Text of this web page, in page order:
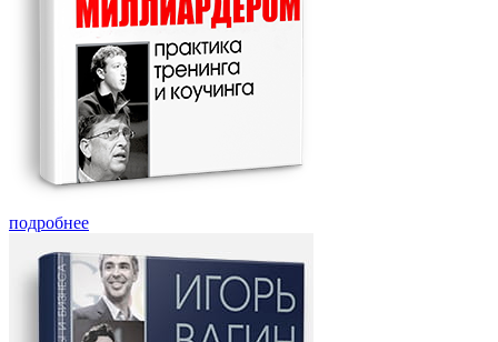
подробнее